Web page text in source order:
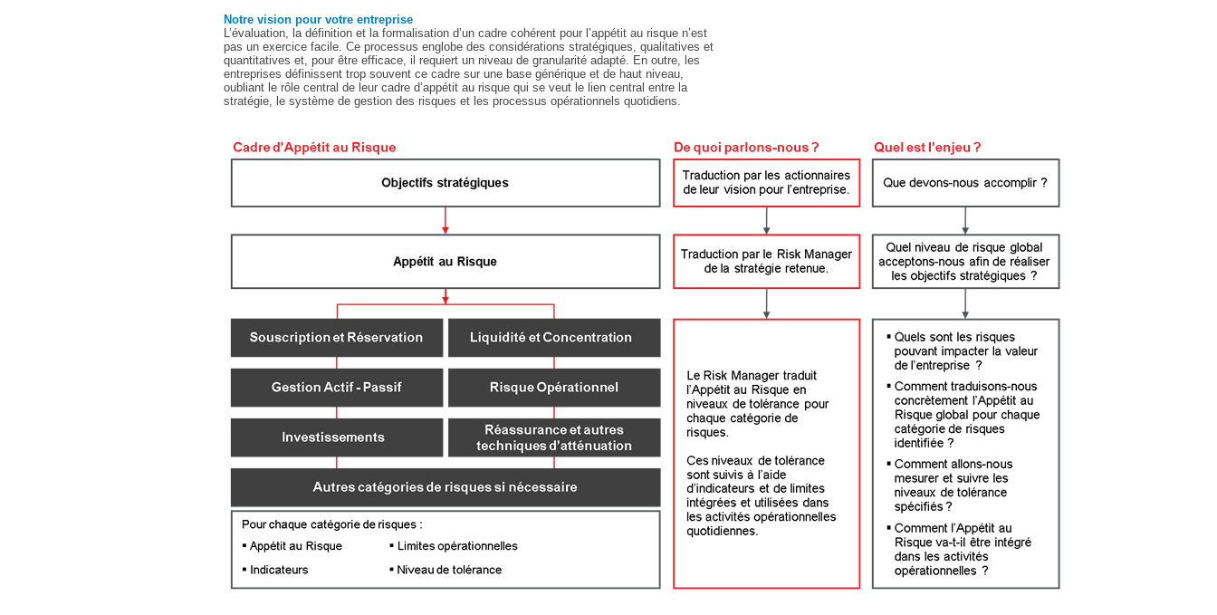
Notre vision pour votre entreprise
L’évaluation, la définition et la formalisation d’un cadre cohérent pour l’appétit au risque n’est
pas un exercice facile. Ce processus englobe des considérations stratégiques, qualitatives et
quantitatives et, pour être efficace, il requiert un niveau de granularité adapté. En outre, les
entreprises définissent trop souvent ce cadre sur une base générique et de haut niveau,
oubliant le rôle central de leur cadre d’appétit au risque qui se veut le lien central entre la
stratégie, le système de gestion des risques et les processus opérationnels quotidiens.